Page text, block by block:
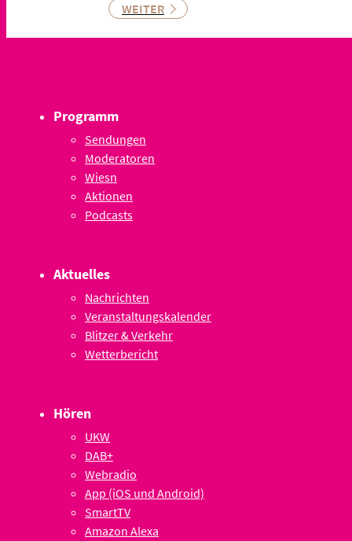
WEITER
Programm
Sendungen
Moderatoren
Wiesn
Aktionen
Podcasts
Aktuelles
Nachrichten
Veranstaltungskalender
Blitzer & Verkehr
Wetterbericht
Hören
UKW
DAB+
Webradio
App (iOS und Android)
SmartTV
Amazon Alexa